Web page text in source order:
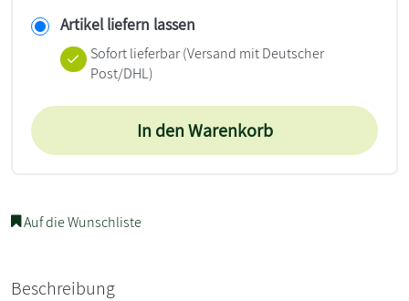
Artikel liefern lassen
Sofort lieferbar(Versand mit Deutscher
Post/DHL)
In den Warenkorb
Auf die Wunschliste
Beschreibung